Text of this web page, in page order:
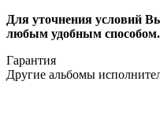
Для уточнения условий
любым удобным способом.
Гарантия
Другие альбомы